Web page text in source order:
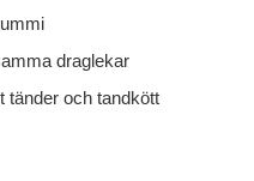
draglekar
tänder och tandkött